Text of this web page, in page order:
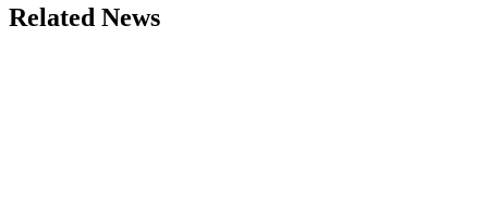
Related News